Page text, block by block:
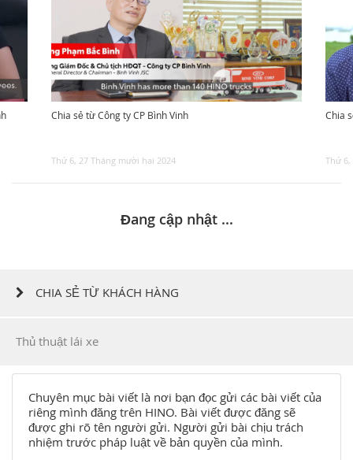
Chia sẻ từ Công ty CP Bình Vinh
Thứ 6, 27 Tháng mười hai 2024
Chia
Thứ 6,
Đang cập nhật ...
CHIA SẺ TỪ KHÁCH HÀNG
Thủ thuật lái xe
Chuyên mục bài viết là nơi bạn đọc gửi các bài viết của
riêng mình đăng trên HINO. Bài viết được đăng sẽ
được ghi rõ tên người gửi. Người gửi bài chịu trách
nhiệm trước pháp luật về bản quyền của mình.